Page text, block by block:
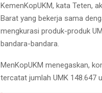
KemenKopUKM, kata Teten,
Barat yang bekerja sama
mengkurasi produk-produk
bandara-bandara.
MenKopUKM menegaskan,
tercatat jumlah UMK 148.647